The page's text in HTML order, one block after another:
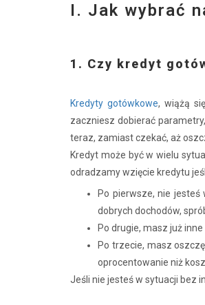
I. Jak wybrać
1. Czy kredyt
Kredyty gotówkowe, wiążą
zaczniesz dobierać
teraz, zamiast czekać, aż
Kredyt może być w wielu
odradzamy wzięcie kredytu
Po pierwsze, nie
dobrych dochodów,
Po drugie, masz już
Po trzecie, masz
oprocentowanie niż
Jeśli nie jesteś w sytuacji bez